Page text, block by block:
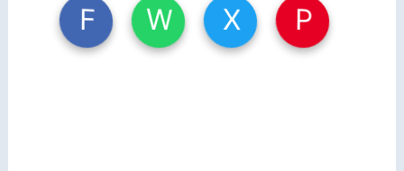
F W X P